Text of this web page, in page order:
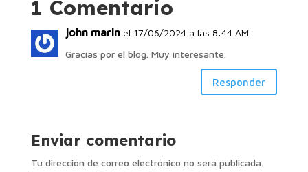
1 Comentario
john marin el 17/06/2024 a las 8:44 AM
Gracias por el blog. Muy interesante.
Responder
Enviar comentario
Tu dirección de correo electrónico no será publicada.